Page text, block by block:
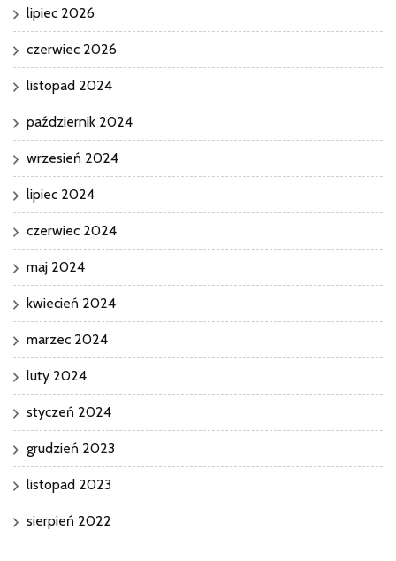
lipiec 2026
czerwiec 2026
listopad 2024
październik 2024
wrzesień 2024
lipiec 2024
czerwiec 2024
maj 2024
kwiecień 2024
marzec 2024
luty 2024
styczeń 2024
grudzień 2023
listopad 2023
sierpień 2022